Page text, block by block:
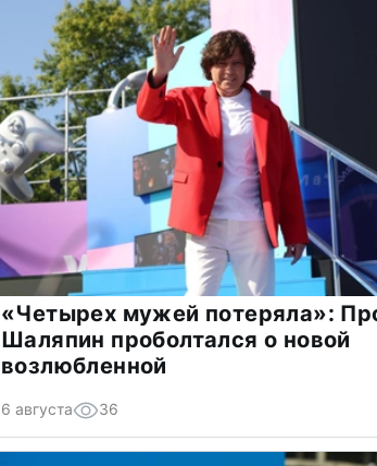
«Четырех мужей потеряла»:
Шаляпин проболтался о новой
возлюбленной
6 августа 36